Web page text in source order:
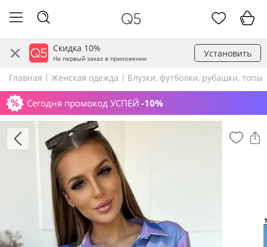
Скидка 10%
На первый заказ в приложении Установить
Главная Женская одежда Блузки, футболки, рубашки, топы
Сегодня промокод УСПЕЙ -10%